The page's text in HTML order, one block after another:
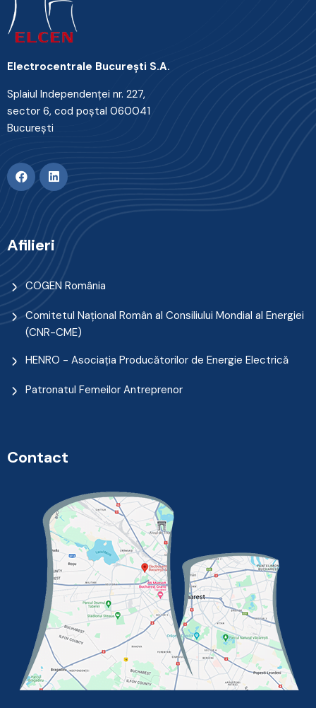
Electrocentrale Bucureşti S.A.
Splaiul Independenţei nr. 227,
sector 6, cod poştal 060041
Bucureşti
Afilieri
COGEN România
Comitetul Naţional Român al Consiliului Mondial al Energiei
(CNR-CME)
HENRO - Asociația Producătorilor de Energie Electrică
Patronatul Femeilor Antreprenor
Contact